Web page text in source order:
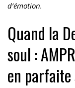
d’émotion.
Quand la
soul :
en parfaite